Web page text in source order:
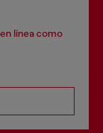
línea como